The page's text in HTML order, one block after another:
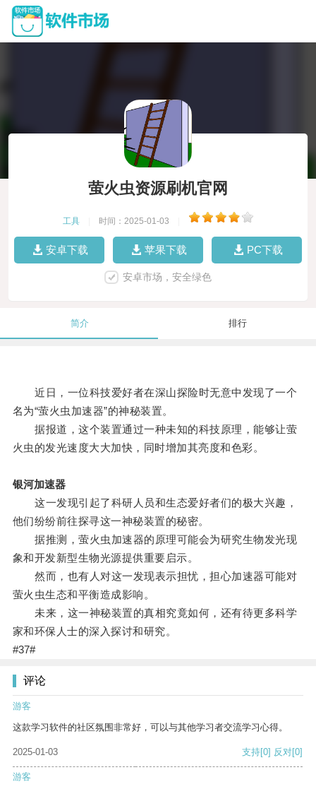
萤火虫资源刷机官网
工具 时间：2025-01-03
安卓下载 苹果下载 PC下载
安卓市场，安全绿色
简介 排行
近日，一位科技爱好者在深山探险时无意中发现了一个
名为“萤火虫加速器”的神秘装置。
据报道，这个装置通过一种未知的科技原理，能够让萤
火虫的发光速度大大加快，同时增加其亮度和色彩。
银河加速器
这一发现引起了科研人员和生态爱好者们的极大兴趣，
他们纷纷前往探寻这一神秘装置的秘密。
据推测，萤火虫加速器的原理可能会为研究生物发光现
象和开发新型生物光源提供重要启示。
然而，也有人对这一发现表示担忧，担心加速器可能对
萤火虫生态和平衡造成影响。
未来，这一神秘装置的真相究竟如何，还有待更多科学
家和环保人士的深入探讨和研究。
#37#
评论
游客
这款学习软件的社区氛围非常好，可以与其他学习者交流学习心得。
2025-01-03 支持[0] 反对[0]
游客